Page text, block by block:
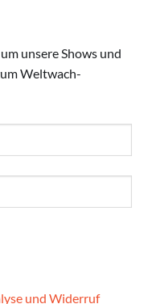
unsere Shows und
Weltwach-
und Widerruf